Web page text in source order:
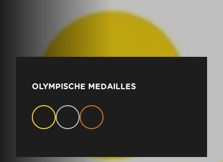
OLYMPISCHE MEDAILLES